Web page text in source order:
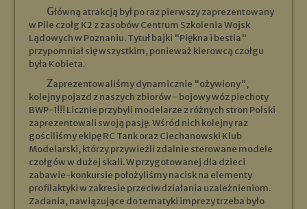
Główną atrakcją był po raz pierwszy zaprezentowany
w Pile czołg K2 z zasobów Centrum Szkolenia Wojsk
Lądowych w Poznaniu. Tytuł bajki "Piękna i bestia"
przypomniał się wszystkim, ponieważ kierowcą czołgu
była Kobieta.
Zaprezentowaliśmy dynamicznie "ożywiony",
kolejny pojazd z naszych zbiorów - bojowy wóz piechoty
BWP-1!!! Licznie przybyli modelarze z różnych stron Polski
zaprezentowali swoją pasję. Wśród nich kolejny raz
gościliśmy ekipę RC Tank oraz Ciechanowski Klub
Modelarski, którzy przywieźli zdalnie sterowane modele
czołgów w dużej skali. W przygotowanej dla dzieci
zabawie-konkursie położyliśmy nacisk na elementy
profilaktyki w zakresie przeciwdziałania uzależnieniom.
Zadania, nawiązujące do tematyki imprezy trzeba było